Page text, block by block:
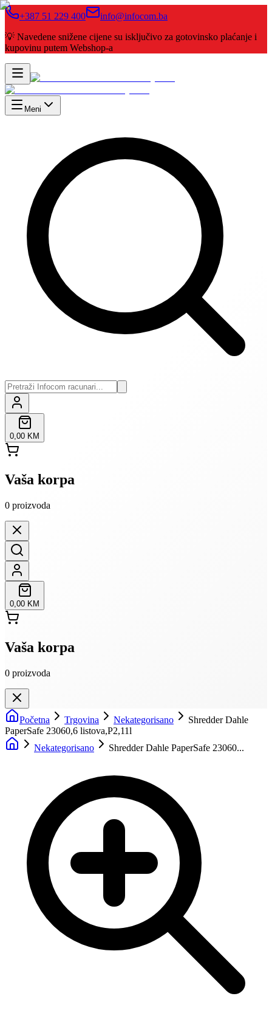
+387 51 229 400
info@infocom.ba
💡 Navedene snižene cijene su isključivo za gotovinsko plaćanje i
kupovinu putem Webshop-a
Meni
0,00 KM
Vaša korpa
0 proizvoda
0,00 KM
Vaša korpa
0 proizvoda
Početna Trgovina Nekategorisano
Shredder Dahle
PaperSafe 23060,6 listova,P2,11l
Nekategorisano
Shredder Dahle PaperSafe 23060...